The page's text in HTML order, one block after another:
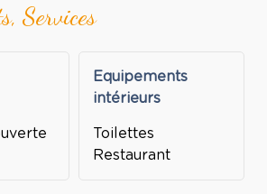
Services
Equipements
intérieurs
Toilettes
Restaurant